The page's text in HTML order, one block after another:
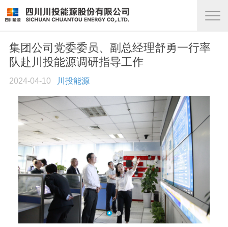
集团公司党委委员、副总经理舒勇一行率
队赴川投能源调研指导工作
2024-04-10 川投能源